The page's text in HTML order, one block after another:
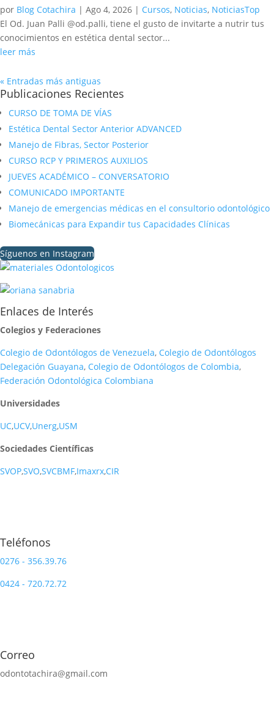
por Blog Cotachira | Ago 4, 2026 | Cursos, Noticias, NoticiasTop
El Od. Juan Palli @od.palli, tiene el gusto de invitarte a nutrir tus
conocimientos en estética dental sector...
leer más
« Entradas más antiguas
Publicaciones Recientes
CURSO DE TOMA DE VÍAS
Estética Dental Sector Anterior ADVANCED
Manejo de Fibras, Sector Posterior
CURSO RCP Y PRIMEROS AUXILIOS
JUEVES ACADÉMICO – CONVERSATORIO
COMUNICADO IMPORTANTE
Manejo de emergencias médicas en el consultorio odontológico
Biomecánicas para Expandir tus Capacidades Clínicas
Síguenos en Instagram
Enlaces de Interés
Colegios y Federaciones
Colegio de Odontólogos de Venezuela, Colegio de Odontólogos
Delegación Guayana, Colegio de Odontólogos de Colombia,
Federación Odontológica Colombiana
Universidades
UC,UCV,Unerg,USM
Sociedades Científicas
SVOP,SVO,SVCBMF,Imaxrx,CIR
Teléfonos
0276 - 356.39.76
0424 - 720.72.72
Correo
odontotachira@gmail.com